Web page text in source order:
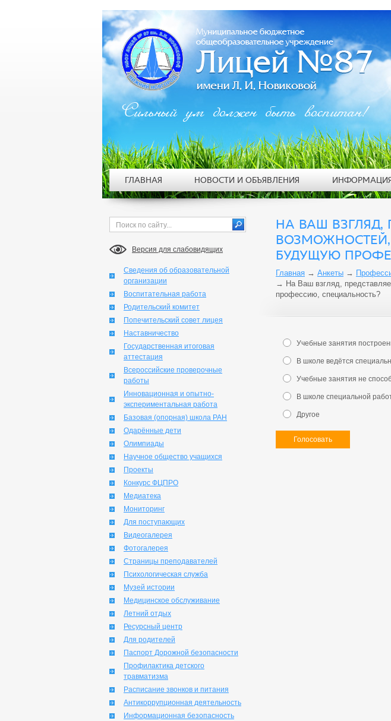
Версия для слабовидящих
Сведения об образовательной
организации
Воспитательная работа
Родительский комитет
Попечительский совет лицея
Наставничество
Государственная итоговая
аттестация
Всероссийские проверочные
работы
Инновационная и опытно-
экспериментальная работа
Базовая (опорная) школа РАН
Одарённые дети
Олимпиады
Научное общество учащихся
Проекты
Конкурс ФЦПРО
Медиатека
Мониторинг
Для поступающих
Видеогалерея
Фотогалерея
Страницы преподавателей
Психологическая служба
Музей истории
Медицинское обслуживание
Летний отдых
Ресурсный центр
Для родителей
Паспорт Дорожной безопасности
Профилактика детского
травматизма
Расписание звонков и питания
Антикоррупционная деятельность
Информационная безопасность
НА ВАШ ВЗГЛЯД,
ВОЗМОЖНОСТЕЙ,
БУДУЩУЮ
Главная → Анкеты →
→ На Ваш взгляд,
профессию, специальность?
Учебные занятия
В школе ведётся
Учебные занятия не
В школе специальной
Другое
Голосовать
Сильный ум должен быть воспитан!
ГЛАВНАЯ НОВОСТИ И ОБЪЯВЛЕНИЯ